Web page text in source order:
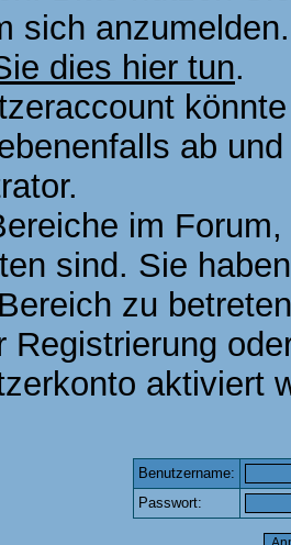
sich
dies hier tun.
ab
im
sind. Sie
zu
Registrierung
aktiviert
Benutzername:
Passwort: